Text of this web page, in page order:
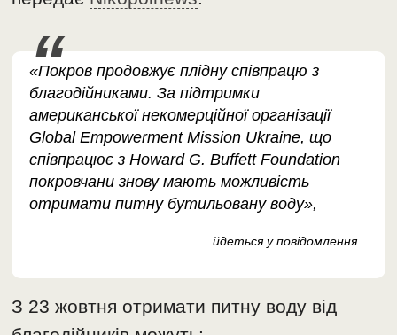
«Покров продовжує плідну співпрацю з
благодійниками. За підтримки
американської некомерційної організації
Global Empowerment Mission Ukraine, що
співпрацює з Howard G. Buffett Foundation
покровчани знову мають можливість
отримати питну бутильовану воду»,
йдеться у повідомлення.
З 23 жовтня отримати питну воду від